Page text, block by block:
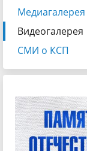
Медиагалерея
Видеогалерея
СМИ о КСП